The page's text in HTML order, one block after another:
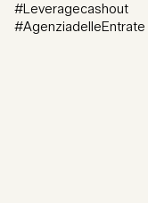
#AgenziadelleEntrate